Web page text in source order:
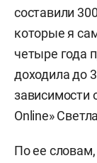
составили
которые я
четыре года
доходила до
зависимости
Online»
По ее